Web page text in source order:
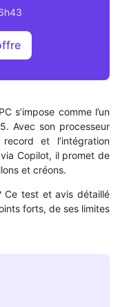
s’impose comme l’un
Avec son processeur
et l’intégration
Copilot, il promet de
et créons.
Ce test et avis détaillé
forts, de ses limites